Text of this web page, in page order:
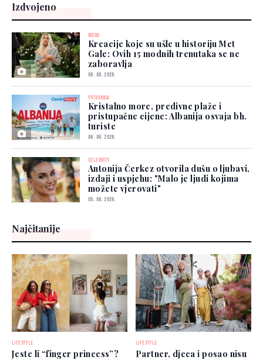
Izdvojeno
MODA
Kreacije koje su ušle u historiju Met
Gale: Ovih 15 modnih trenutaka se ne
zaboravlja
06. 08. 2026.
PUTOVANJA
Kristalno more, predivne plaže i
pristupačne cijene: Albanija osvaja bh.
turiste
06. 08. 2026.
CELEBRITY
Antonija Čerkez otvorila dušu o ljubavi,
izdaji i uspjehu: "Malo je ljudi kojima
možete vjerovati"
05. 08. 2026.
Najčitanije
LIFESTYLE
Jeste li “finger princess”?
LIFESTYLE
Partner, djeca i posao nisu